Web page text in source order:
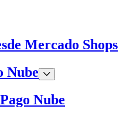
Mercado Shops
Nube
Nube